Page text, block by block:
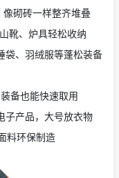
砌砖一样整齐堆叠
靴、炉具轻松收纳
袋、羽绒服等蓬松装备
备也能快速取用
子产品，大号放衣物
料环保制造